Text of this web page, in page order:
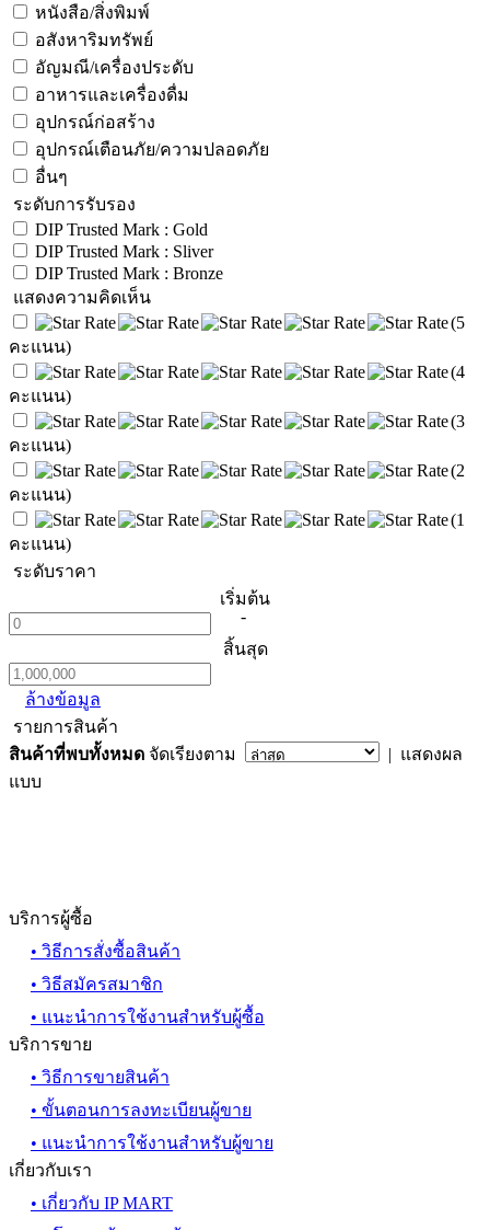
หนังสือ/สิ่งพิมพ์
อสังหาริมทรัพย์
อัญมณี/เครื่องประดับ
อาหารและเครื่องดื่ม
อุปกรณ์ก่อสร้าง
อุปกรณ์เตือนภัย/ความปลอดภัย
อื่นๆ
ระดับการรับรอง
DIP Trusted Mark : Gold
DIP Trusted Mark : Sliver
DIP Trusted Mark : Bronze
แสดงความคิดเห็น
(5
คะแนน)
(4
คะแนน)
(3
คะแนน)
(2
คะแนน)
(1
คะแนน)
ระดับราคา
เริ่มต้น
สิ้นสุด
-
ล้างข้อมูล
รายการสินค้า
สินค้าที่พบทั้งหมด จัดเรียงตาม
| แสดงผล
แบบ
บริการผู้ซื้อ
• วิธีการสั่งซื้อสินค้า
• วิธีสมัครสมาชิก
• แนะนำการใช้งานสำหรับผู้ซื้อ
บริการขาย
• วิธีการขายสินค้า
• ขั้นตอนการลงทะเบียนผู้ขาย
• แนะนำการใช้งานสำหรับผู้ขาย
เกี่ยวกับเรา
• เกี่ยวกับ IP MART